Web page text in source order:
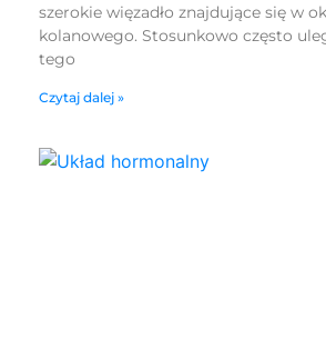
szerokie więzadło znajdujące się w
kolanowego. Stosunkowo często
tego
Czytaj dalej »